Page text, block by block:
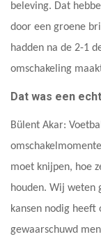
beleving. Dat
door een groene
hadden na de 2-1
omschakeling
Dat was een
Bülent Akar:
moet knijpen, hoe
houden. Wij weten
kansen nodig heeft
gewaarschuwd